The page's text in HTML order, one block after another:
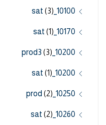
10100_sat
(3)
10170_sat
(1)
10200_prod3
(3)
10200_sat
(1)
10250_prod
(2)
10260_sat
(2)